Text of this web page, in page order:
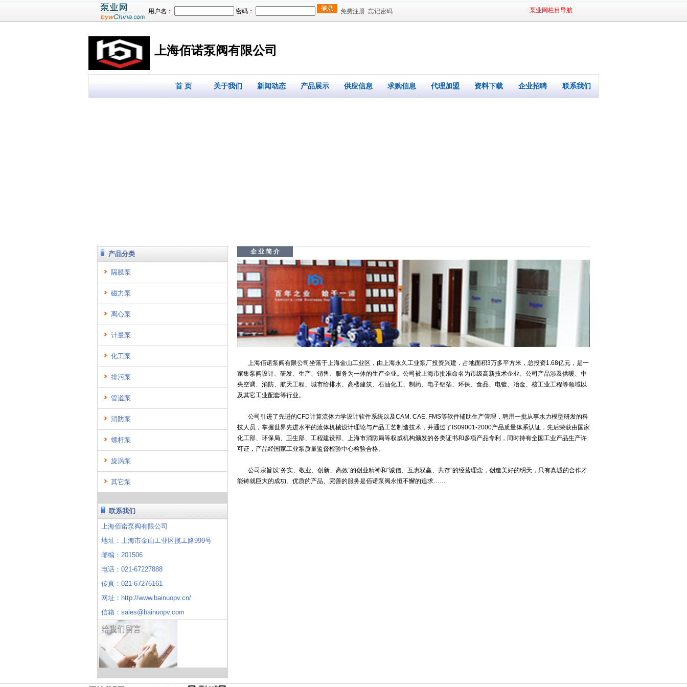
用户名： 密码： 免费注册 忘记密码 泵业网栏目导航
上海佰诺泵阀有限公司
首 页 关于我们 新闻动态 产品展示 供应信息 求购信息 代理加盟 资料下载 企业招聘 联系我们
产品分类
隔膜泵
磁力泵
离心泵
计量泵
化工泵
排污泵
管道泵
消防泵
螺杆泵
旋涡泵
其它泵
联系我们
上海佰诺泵阀有限公司
地址：上海市金山工业区揽工路999号
邮编：201506
电话：021-67227888
传真：021-67276161
网址：http://www.bainuopv.cn/
信箱：sales@bainuopv.com
企 业 简 介
上海佰诺泵阀有限公司坐落于上海金山工业区，由上海永久工业泵厂投资兴建，占地面积3万多平方米，总投资1.68亿元，是一
家集泵阀设计、研发、生产、销售、服务为一体的生产企业。公司被上海市批准命名为市级高新技术企业。公司产品涉及供暖、中
央空调、消防、航天工程、城市给排水、高楼建筑、石油化工、制药、电子铝箔、环保、食品、电镀、冶金、核工业工程等领域以
及其它工业配套等行业。
公司引进了先进的CFD计算流体力学设计软件系统以及CAM. CAE. FMS等软件辅助生产管理，聘用一批从事水力模型研发的科
技人员，掌握世界先进水平的流体机械设计理论与产品工艺制造技术，并通过了IS09001-2000产品质量体系认证，先后荣获由国家
化工部、环保局、卫生部、工程建设部、上海市消防局等权威机构颁发的各类证书和多项产品专利，同时持有全国工业产品生产许
可证，产品经国家工业泵质量监督检验中心检验合格。
公司宗旨以“务实、敬业、创新、高效”的创业精神和“诚信、互惠双赢、共存”的经营理念，创造美好的明天，只有真诚的合作才
能铸就巨大的成功。优质的产品、完善的服务是佰诺泵阀永恒不懈的追求……